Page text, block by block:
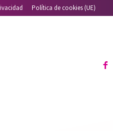
Política de cookies (UE)